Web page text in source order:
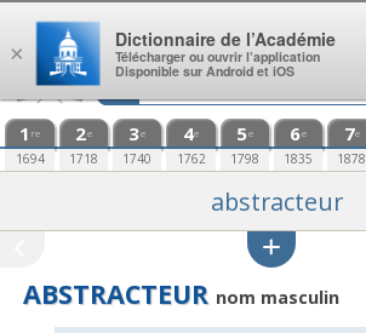
Aller au contenu
1 re
1694
2e
1718
3e
1740
4e
1762
5e
1798
6e
1835
7e
1878
abstracteur
ABSTRACTEUR nom masculin
×
Dictionnaire de l’Académie
Télécharger ou ouvrir l’application
Disponible sur Android et iOS